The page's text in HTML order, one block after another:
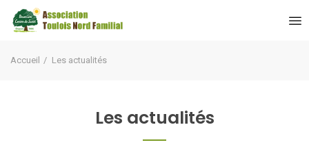
Accueil Les actualités
Les actualités